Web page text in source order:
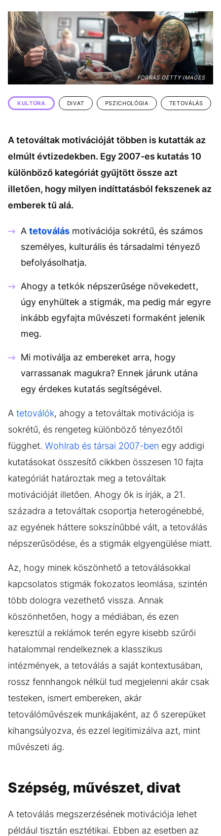
ÉLETMÓD DESIGN
BESZÉLGETÉSEK ARCOK
VIDEÓ TÖRTÉNETEK
GASZTRO
FORRÁS GETTY IMAGES
KULTÚRA DIVAT PSZICHOLÓGIA TETOVÁLÁS
A tetováltak motivációját többen is kutatták az
elmúlt évtizedekben. Egy 2007-es kutatás 10
különböző kategóriát gyűjtött össze azt
illetően, hogy milyen indíttatásból fekszenek az
emberek tű alá.
A tetoválás motivációja sokrétű, és számos
személyes, kulturális és társadalmi tényező
befolyásolhatja.
Ahogy a tetkók népszerűsége növekedett,
úgy enyhültek a stigmák, ma pedig már egyre
inkább egyfajta művészeti formaként jelenik
meg.
Mi motiválja az embereket arra, hogy
varrassanak magukra? Ennek járunk utána
egy érdekes kutatás segítségével.
A tetoválók, ahogy a tetováltak motivációja is
sokrétű, és rengeteg különböző tényezőtől
függhet. Wohlrab és társai 2007-ben egy addigi
kutatásokat összesítő cikkben összesen 10 fajta
kategóriát határoztak meg a tetováltak
motivációját illetően. Ahogy ők is írják, a 21.
századra a tetováltak csoportja heterogénebbé,
az egyének háttere sokszínűbbé vált, a tetoválás
népszerűsödése, és a stigmák elgyengülése miatt.
Az, hogy minek köszönhető a tetoválásokkal
kapcsolatos stigmák fokozatos leomlása, szintén
több dologra vezethető vissza. Annak
köszönhetően, hogy a médiában, és ezen
keresztül a reklámok terén egyre kisebb szűrői
hatalommal rendelkeznek a klasszikus
intézmények, a tetoválás a saját kontextusában,
rossz fennhangok nélkül tud megjelenni akár csak
testeken, ismert embereken, akár
tetoválóművészek munkájaként, az ő szerepüket
kihangsúlyozva, és ezzel legitimizálva azt, mint
művészeti ág.
Szépség, művészet, divat
A tetoválás megszerzésének motivációja lehet
például tisztán esztétikai. Ebben az esetben az